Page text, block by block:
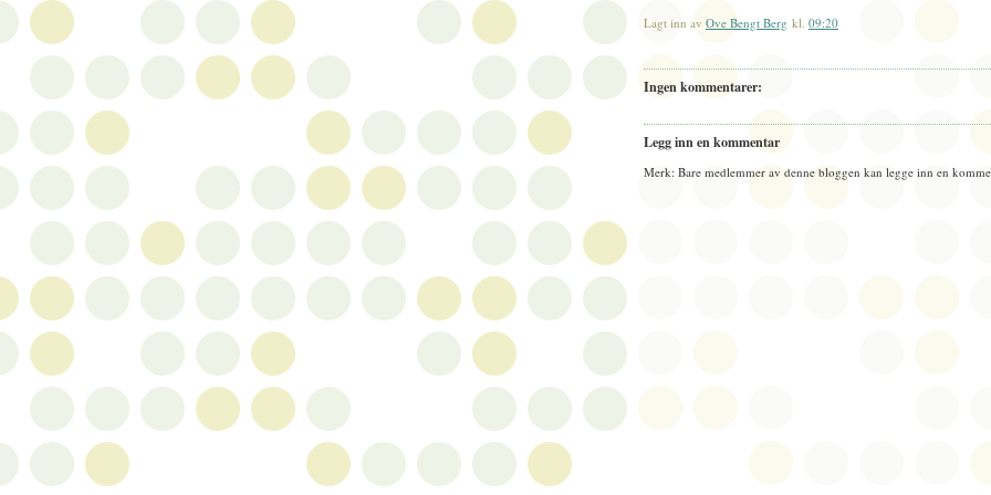
Lagt inn av Ove Bengt Berg kl. 09:20
Ingen kommentarer:
Legg inn en kommentar
Merk: Bare medlemmer av denne bloggen kan legge inn en